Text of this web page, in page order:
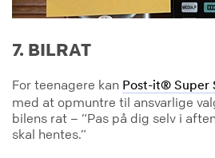
7. BILRAT
For teenagere kan Post-it® Super
med at opmuntre til ansvarlige
bilens rat – “Pas på dig selv i
skal hentes.”